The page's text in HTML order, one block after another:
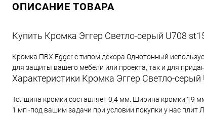
ОПИСАНИЕ ТОВАРА
Купить Кромка Эггер Светло-серый U708
Кромка ПВХ Egger с типом декора Однотонный
для защиты вашего мебели или проекта, так и для
Характеристики Кромка Эггер Светло-
Толщина кромки составляет 0,4 мм. Ширина кромки 19
1 мп -под вашим задачи при условии покупки у нас